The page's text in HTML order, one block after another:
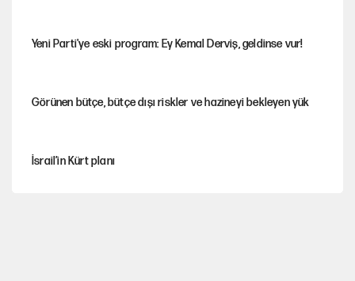
Yeni Parti'ye eski program: Ey Kemal Derviş, geldinse vur!
Görünen bütçe, bütçe dışı riskler ve hazineyi bekleyen yük
İsrail’in Kürt planı